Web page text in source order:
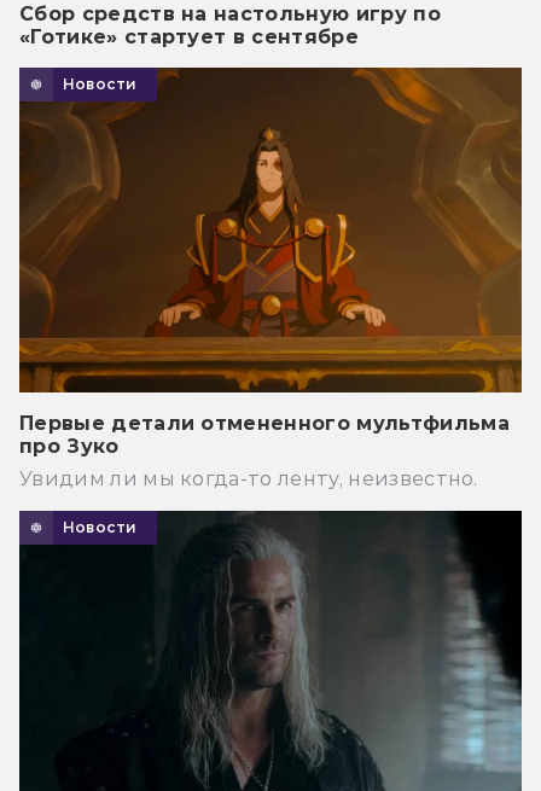
Сбор средств на настольную игру по
«Готике» стартует в сентябре
Новости
Первые детали отмененного мультфильма
про Зуко
Увидим ли мы когда-то ленту, неизвестно.
Новости